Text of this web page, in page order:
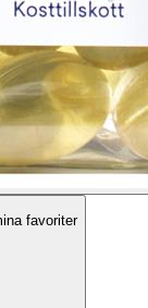
favoriter